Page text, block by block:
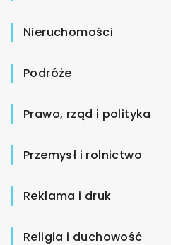
Nieruchomości
Podróże
Prawo, rząd i polityka
Przemysł i rolnictwo
Reklama i druk
Religia i duchowość